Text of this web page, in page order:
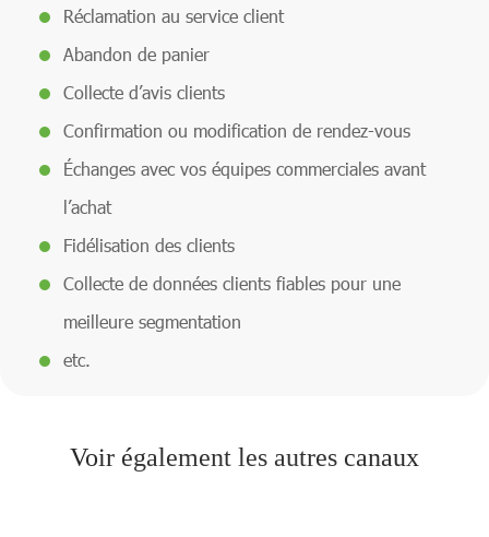
Réclamation au service client
Abandon de panier
Collecte d’avis clients
Confirmation ou modification de rendez-vous
Échanges avec vos équipes commerciales avant
l’achat
Fidélisation des clients
Collecte de données clients fiables pour une
meilleure segmentation
etc.
Voir également les autres canaux